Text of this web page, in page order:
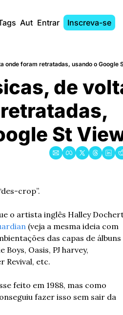
AutoresEntrar Inscreva-se
onde foram retratadas, usando o Google
de
St
crop”.
o artista inglês Halley
das capas de álbuns
Boys, Oasis, PJ harvey,
Revival, etc.
feito em 1988, mas como
fazer isso sem sair da